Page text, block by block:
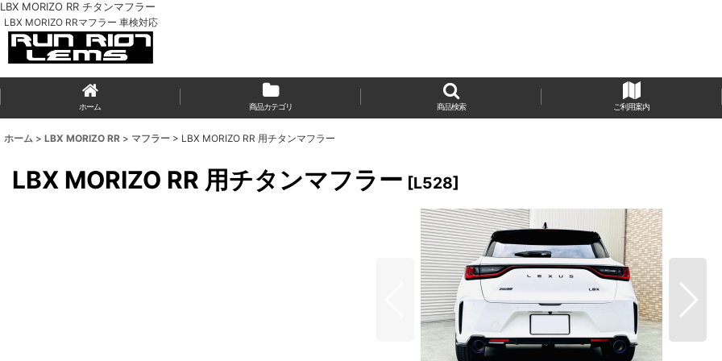
LBX MORIZO RR チタンマフラー
LBX MORIZO RRマフラー 車検対応
ホーム 商品カテゴリ 商品検索 ご利用案内
ホーム > LBX MORIZO RR > マフラー > LBX MORIZO RR 用チタンマフラー
LBX MORIZO RR 用チタンマフラー [L528]